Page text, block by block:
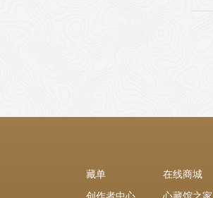
藏单 在线商城
创作者中心
心藏馆之家